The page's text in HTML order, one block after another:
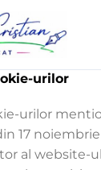
urilor
urilor
17
al website-